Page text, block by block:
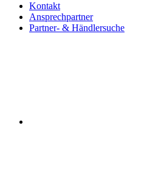
Kontakt
Ansprechpartner
Partner- & Händlersuche